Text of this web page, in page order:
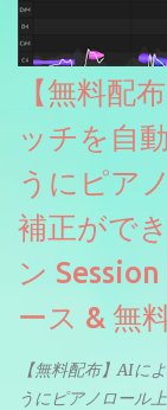
【無料配
ッチを自
うにピア
補正がで
ン
ース & 無
【無料配布】AIに
うにピアノロール